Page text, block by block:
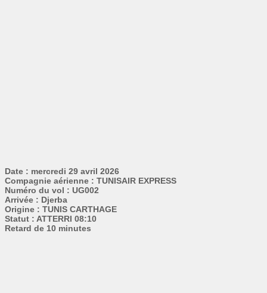
Date : mercredi 29 avril 2026
Compagnie aérienne : TUNISAIR EXPRESS
Numéro du vol : UG002
Arrivée : Djerba
Origine : TUNIS CARTHAGE
Statut : ATTERRI 08:10
Retard de 10 minutes